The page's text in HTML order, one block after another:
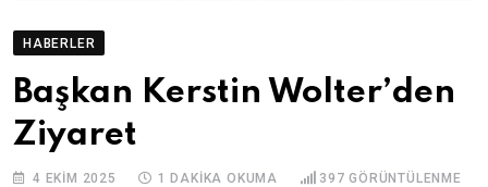
HABERLER
Başkan Kerstin Wolter’den
Ziyaret
4 EKIM 2025 1 DAKIKA OKUMA 397 GÖRÜNTÜLENME